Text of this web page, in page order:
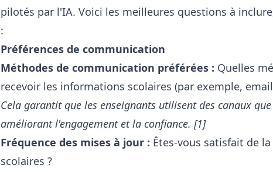
pilotés par l'IA. Voici les meilleures questions à
:
Préférences de communication
Méthodes de communication préférées : Quelles
recevoir les informations scolaires (par exemple,
Cela garantit que les enseignants utilisent des canaux
améliorant l'engagement et la confiance. [1]
Fréquence des mises à jour : Êtes-vous satisfait de
scolaires ?